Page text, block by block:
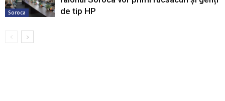
Soroca
de tip HP